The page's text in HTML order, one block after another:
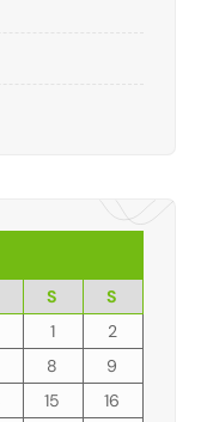
S
S
1
2
8
9
15
16